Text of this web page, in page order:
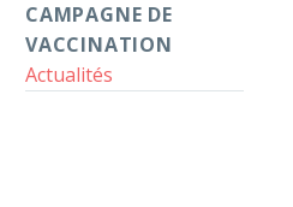
vaccination
CAMPAGNE DE
VACCINATION
Actualités